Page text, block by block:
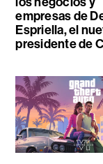
empresas de
Espriella, el
presidente de